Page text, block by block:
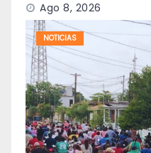
Ago 8, 2026
NOTICIAS